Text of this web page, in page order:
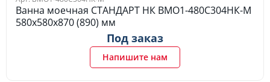
Ванна моечная СТАНДАРТ НК ВМО1-480С304НК-М
580х580х870 (890) мм
Под заказ
Напишите нам